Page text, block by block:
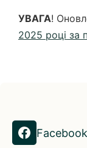
УВАГА!
2025 році за
Facebook